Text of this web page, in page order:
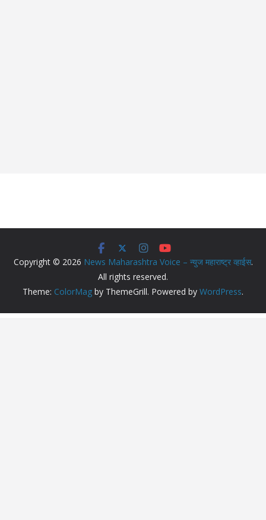
Copyright © 2026 News Maharashtra Voice – न्युज महाराष्ट्र व्हाईस.
All rights reserved.
Theme: ColorMag by ThemeGrill. Powered by WordPress.